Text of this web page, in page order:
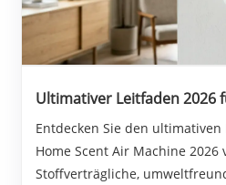
Ultimativer Leitfaden 2026
umweltfreundlich
Entdecken Sie den
Home Scent Air Machine 2026
Stoffverträgliche,